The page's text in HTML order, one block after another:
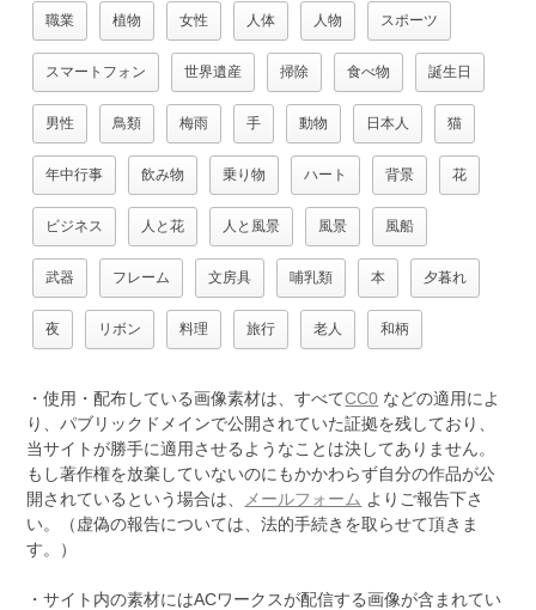
職業 植物 女性 人体 人物 スポーツ
スマートフォン 世界遺産 掃除 食べ物 誕生日
男性 鳥類 梅雨 手 動物 日本人 猫
年中行事 飲み物 乗り物 ハート 背景 花
ビジネス 人と花 人と風景 風景 風船
武器 フレーム 文房具 哺乳類 本 夕暮れ
夜 リボン 料理 旅行 老人 和柄
・使用・配布している画像素材は、すべてCC0 などの適用によ
り、パブリックドメインで公開されていた証拠を残しており、
当サイトが勝手に適用させるようなことは決してありません。
もし著作権を放棄していないのにもかかわらず自分の作品が公
開されているという場合は、
メールフォーム よりご報告下さ
い。（虚偽の報告については、法的手続きを取らせて頂きま
す。）
・サイト内の素材にはACワークスが配信する画像が含まれてい